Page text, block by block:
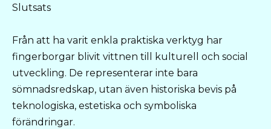
Slutsats
Från att ha varit enkla praktiska verktyg har
fingerborgar blivit vittnen till kulturell och social
utveckling. De representerar inte bara
sömnadsredskap, utan även historiska bevis på
teknologiska, estetiska och symboliska
förändringar.